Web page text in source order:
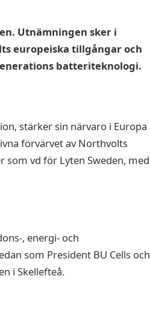
Utnämningen sker i
europeiska tillgångar och
batteriteknologi.
stärker sin närvaro i Europa
förvärvet av Northvolts
som vd för Lyten Sweden, med
, energi- och
som President BU Cells och
i Skellefteå.